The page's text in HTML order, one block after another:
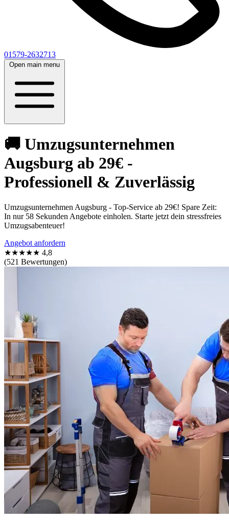
01579-2632713
Open main menu
🚚 Umzugsunternehmen
Augsburg ab 29€ -
Professionell & Zuverlässig
Umzugsunternehmen Augsburg - Top-Service ab 29€! Spare Zeit:
In nur 58 Sekunden Angebote einholen. Starte jetzt dein stressfreies
Umzugsabenteuer!
Angebot anfordern
★★★★★ 4,8
(521 Bewertungen)